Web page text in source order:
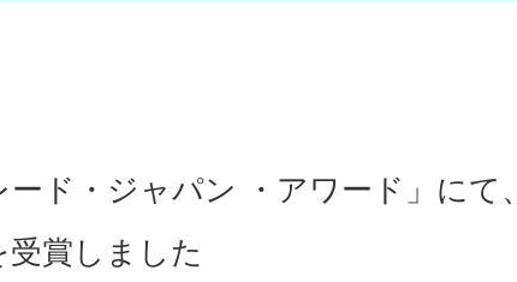
ード・ジャパン ・アワード」にて
賞しました